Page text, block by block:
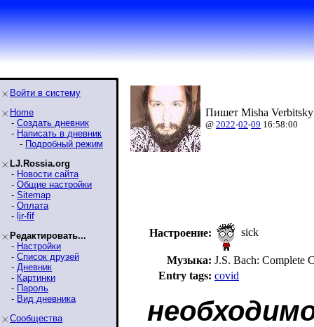
Войти в систему
Home
- Создать дневник
- Написать в дневник
- Подробный режим
LJ.Rossia.org
- Новости сайта
- Общие настройки
- Sitemap
- Оплата
- ljr-fif
Редактировать...
- Настройки
- Список друзей
- Дневник
- Картинки
- Пароль
- Вид дневника
Сообщества
Пишет Misha
@ 2022-02-09 16:58:00
Настроение: sick
Музыка: J.S. Bach: Complete
Entry tags: covid